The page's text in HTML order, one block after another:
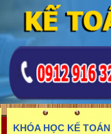
KHÓA HỌC KẾ TOÁN